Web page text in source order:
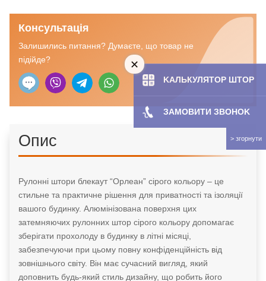
Консультація
Залишились питання? Думаєте, що товар не
підійде?
Опис
Рулонні штори блекаут “Орлеан” сірого кольору – це
стильне та практичне рішення для приватності та ізоляції
вашого будинку. Алюмінізована поверхня цих
затемняючих рулонних штор сірого кольору допомагає
зберігати прохолоду в будинку в літні місяці,
забезпечуючи при цьому повну конфіденційність від
зовнішнього світу. Він має сучасний вигляд, який
доповнить будь-який стиль дизайну, що робить його
KAЛЬКУЛЯТOP ШТОР
ЗАМОВИТИ ЗBOHOK